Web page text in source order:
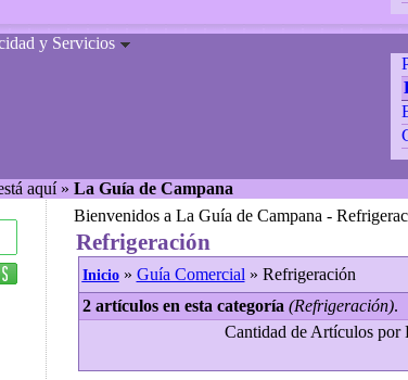
y Servicios
aquí » La Guía de Campana
Bienvenidos a La Guía de Campana -
Refrigeración
Inicio» Guía Comercial » Refrigeración
2 artículos en esta categoría (Refrigeración).
Cantidad de Artículos por